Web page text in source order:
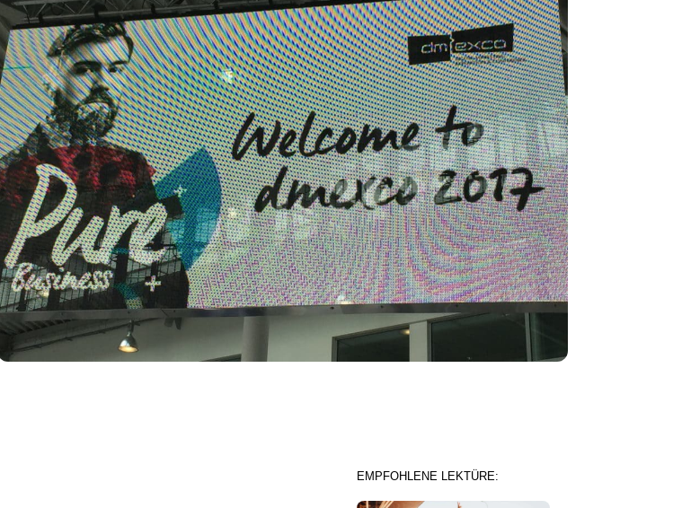
EMPFOHLENE LEKTÜRE: